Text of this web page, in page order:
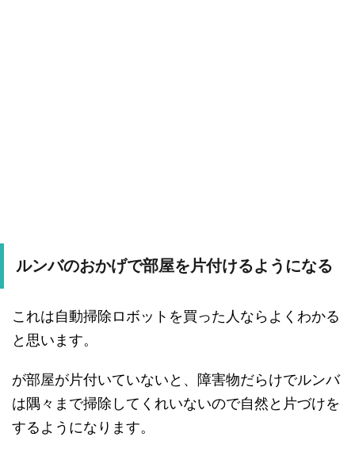
ルンバのおかげで部屋を片付けるようになる
これは自動掃除ロボットを買った人ならよくわかる
と思います。
が部屋が片付いていないと、障害物だらけでルンバ
は隅々まで掃除してくれいないので自然と片づけを
するようになります。